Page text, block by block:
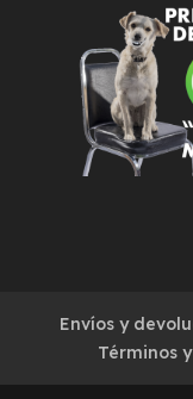
Envíos y
Términos